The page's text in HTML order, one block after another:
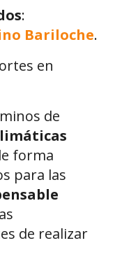
:
Bariloche.
en
de
forma
para las
de realizar